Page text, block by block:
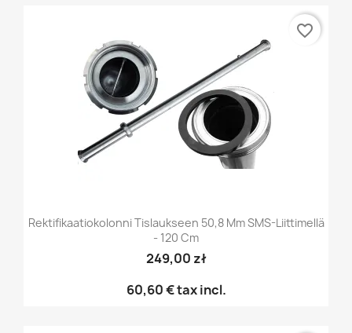
Rektifikaatiokolonni Tislaukseen 50,8 Mm SMS-Liittimellä
- 120 Cm
249,00 zł
60,60 €tax incl.
favorite_border